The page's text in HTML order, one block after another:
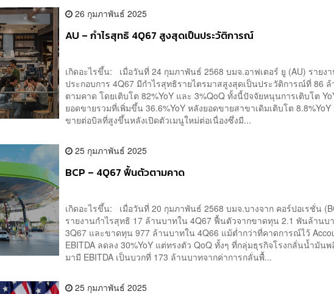
26 กุมภาพันธ์ 2025
AU – กำไรสุทธิ 4Q67 สูงสุดเป็นประวัติการณ์
เกิดอะไรขึ้น: เมื่อวันที่ 24 กุมภาพันธ์ 2568 บมจ.อาฟเตอร์ ยู (AU) รายง
ประกอบการ 4Q67 มีกำไรสุทธิรายไตรมาสสูงสุดเป็นประวัติการณ์ที่ 86
ตามคาด โดยเติบโต 82%YoY และ 3%QoQ ทั้งนี้ปัจจัยหนุนการเติบโต
ยอดขายรวมที่เพิ่มขึ้น 36.6%YoY หลังยอดขายสาขาเดิมเติบโต 8.8%YoY
ขายต่อบิลที่สูงขึ้นหลังเปิดตัวเมนูใหม่ต่อเนื่องซึ่งมี...
25 กุมภาพันธ์ 2025
BCP – 4Q67 ฟื้นตัวตามคาด
เกิดอะไรขึ้น: เมื่อวันที่ 20 กุมภาพันธ์ 2568 บมจ.บางจาก คอร์ปอเรชั่น
รายงานกำไรสุทธิ 17 ล้านบาทใน 4Q67 ฟื้นตัวจากขาดทุน 2.1 พันล้านบ
3Q67 และขาดทุน 977 ล้านบาทใน 4Q66 แม้ต่ำกว่าที่คาดการณ์ไว้
EBITDA ลดลง 30%YoY แต่ทรงตัว QoQ ทั้งๆ ที่กลุ่มธุรกิจโรงกลั่นน้ำมัน
มามี EBITDA เป็นบวกที่ 173 ล้านบาทจากค่าการกลั่นพื้...
25 กุมภาพันธ์ 2025